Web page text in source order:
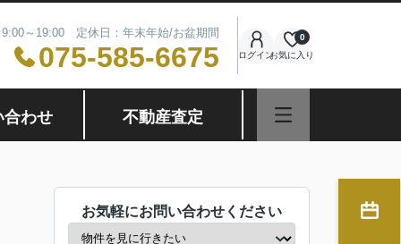
～19:00 定休日：年末年始/お盆期間
075-585-6675 ログインお気に入り
0
合わせ 不動産査定
お気軽にお問い合わせください